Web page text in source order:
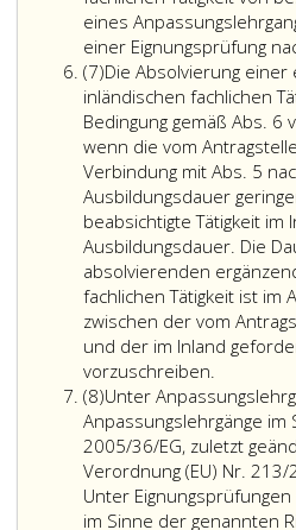
eines
einer Eignungsprüfung
(7)Absatz
7,
Die Absolvierung einer
inländischen fachlichen
Bedingung gemäß Abs.
wenn die vom
Verbindung mit Abs. 5
Ausbildungsdauer
beabsichtigte Tätigkeit im
Ausbildungsdauer. Die
absolvierenden
fachlichen Tätigkeit ist im
zwischen der vom
und der im Inland
vorzuschreiben.
einer
fachlichen
Tätigkeit
(8)Absatz
8,
Unter
Anpassungslehrgänge im
2005/36/EG, zuletzt
Verordnung (EU) Nr.
Unter
im Sinne der genannten